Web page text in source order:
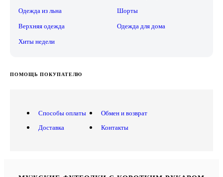
Одежда из льна Шорты
Верхняя одежда Одежда для дома
Хиты недели
ПОМОЩЬ ПОКУПАТЕЛЮ
Способы оплаты
Доставка
Обмен и возврат
Контакты